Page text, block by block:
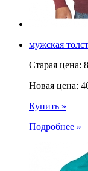
мужская
Старая цена:
Новая цена:
Купить »
Подробнее »